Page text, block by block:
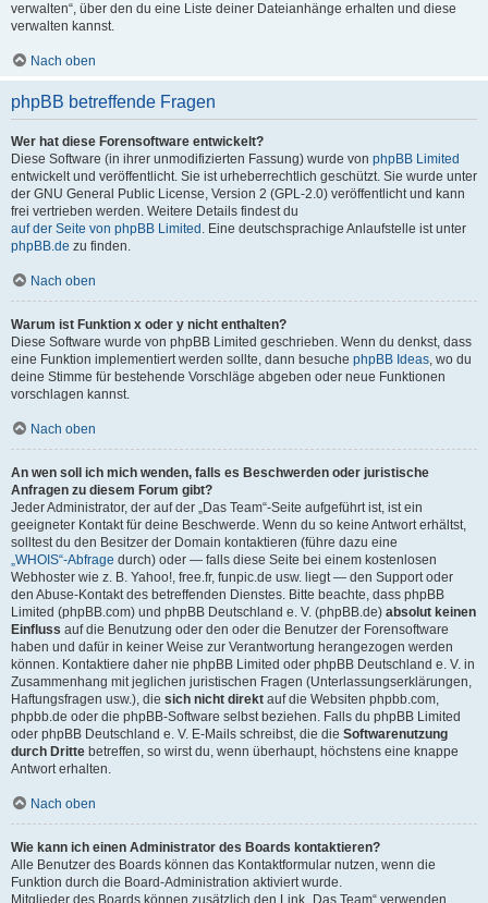
verwalten“, über den du eine Liste deiner Dateianhänge erhalten und diese
verwalten kannst.
Nach oben
phpBB betreffende Fragen
Wer hat diese Forensoftware entwickelt?
Diese Software (in ihrer unmodifizierten Fassung) wurde von phpBB Limited
entwickelt und veröffentlicht. Sie ist urheberrechtlich geschützt. Sie wurde unter
der GNU General Public License, Version 2 (GPL-2.0) veröffentlicht und kann
frei vertrieben werden. Weitere Details findest du
auf der Seite von phpBB Limited . Eine deutschsprachige Anlaufstelle ist unter
phpBB.de zu finden.
Nach oben
Warum ist Funktion x oder y nicht enthalten?
Diese Software wurde von phpBB Limited geschrieben. Wenn du denkst, dass
eine Funktion implementiert werden sollte, dann besuche phpBB Ideas, wo du
deine Stimme für bestehende Vorschläge abgeben oder neue Funktionen
vorschlagen kannst.
Nach oben
An wen soll ich mich wenden, falls es Beschwerden oder juristische
Anfragen zu diesem Forum gibt?
Jeder Administrator, der auf der „Das Team“-Seite aufgeführt ist, ist ein
geeigneter Kontakt für deine Beschwerde. Wenn du so keine Antwort erhältst,
solltest du den Besitzer der Domain kontaktieren (führe dazu eine
„WHOIS“-Abfrage durch) oder — falls diese Seite bei einem kostenlosen
Webhoster wie z. B. Yahoo!, free.fr, funpic.de usw. liegt — den Support oder
den Abuse-Kontakt des betreffenden Dienstes. Bitte beachte, dass phpBB
Limited (phpBB.com) und phpBB Deutschland e. V. (phpBB.de) absolut keinen
Einfluss auf die Benutzung oder den oder die Benutzer der Forensoftware
haben und dafür in keiner Weise zur Verantwortung herangezogen werden
können. Kontaktiere daher nie phpBB Limited oder phpBB Deutschland e. V. in
Zusammenhang mit jeglichen juristischen Fragen (Unterlassungserklärungen,
Haftungsfragen usw.), die sich nicht direkt auf die Websiten phpbb.com,
phpbb.de oder die phpBB-Software selbst beziehen. Falls du phpBB Limited
oder phpBB Deutschland e. V. E-Mails schreibst, die die Softwarenutzung
durch Dritte betreffen, so wirst du, wenn überhaupt, höchstens eine knappe
Antwort erhalten.
Nach oben
Wie kann ich einen Administrator des Boards kontaktieren?
Alle Benutzer des Boards können das Kontaktformular nutzen, wenn die
Funktion durch die Board-Administration aktiviert wurde.
Mitglieder des Boards können zusätzlich den Link „Das Team“ verwenden.